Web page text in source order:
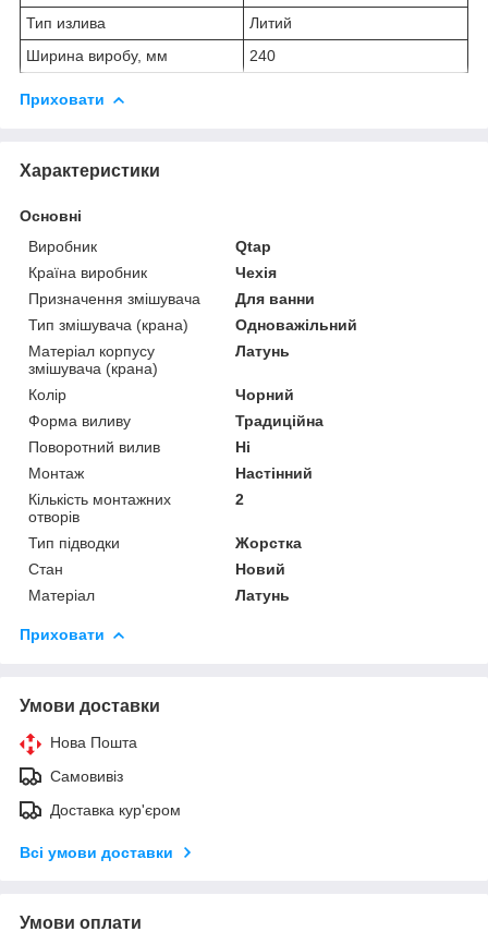
Тип излива
Литий
Ширина виробу, мм
240
Приховати
Характеристики
Основні
Виробник
Qtap
Країна виробник
Чехія
Призначення змішувача
Для ванни
Тип змішувача (крана)
Одноважільний
Матеріал корпусу
змішувача (крана)
Латунь
Колір
Чорний
Форма виливу
Традиційна
Поворотний вилив
Ні
Монтаж
Настінний
Кількість монтажних
отворів
2
Тип підводки
Жорстка
Стан
Новий
Матеріал
Латунь
Приховати
Умови доставки
Нова Пошта
Самовивіз
Доставка кур'єром
Всі умови доставки
Умови оплати